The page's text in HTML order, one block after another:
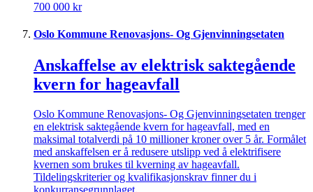
700 000 kr
Oslo Kommune Renovasjons- Og Gjenvinningsetaten
Anskaffelse av elektrisk saktegående
kvern for hageavfall
Oslo Kommune Renovasjons- Og Gjenvinningsetaten trenger
en elektrisk saktegående kvern for hageavfall, med en
maksimal totalverdi på 10 millioner kroner over 5 år. Formålet
med anskaffelsen er å redusere utslipp ved å elektrifisere
kvernen som brukes til kverning av hageavfall.
Tildelingskriterier og kvalifikasjonskrav finner du i
konkurransegrunnlaget.